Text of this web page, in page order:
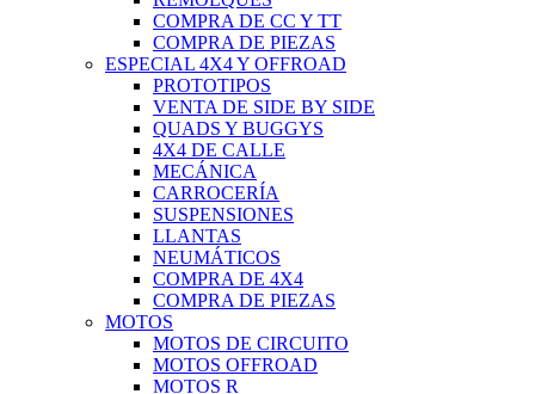
COMPRA DE CC Y TT
COMPRA DE PIEZAS
ESPECIAL 4X4 Y OFFROAD
PROTOTIPOS
VENTA DE SIDE BY SIDE
QUADS Y BUGGYS
4X4 DE CALLE
MECÁNICA
CARROCERÍA
SUSPENSIONES
LLANTAS
NEUMÁTICOS
COMPRA DE 4X4
COMPRA DE PIEZAS
MOTOS
MOTOS DE CIRCUITO
MOTOS OFFROAD
MOTOS R